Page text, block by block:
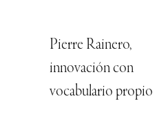
Pierre Rainero,
innovación con
vocabulario propio